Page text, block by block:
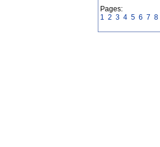
Pages:
1 2 3 4 5 6 7 8